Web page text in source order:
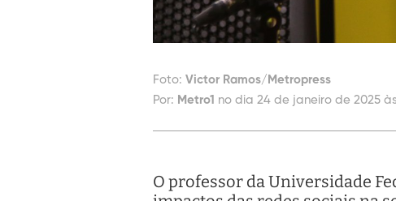
Foto: Victor Ramos/Metropress
Por: Metro1 no dia 24 de janeiro de 2025 às
O professor da Universidade